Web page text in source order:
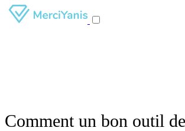
Comment un bon outil